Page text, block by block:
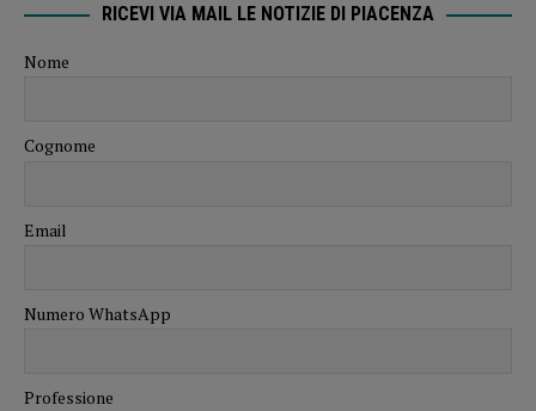
RICEVI VIA MAIL LE NOTIZIE DI PIACENZA
Nome
Cognome
Email
Numero WhatsApp
Professione